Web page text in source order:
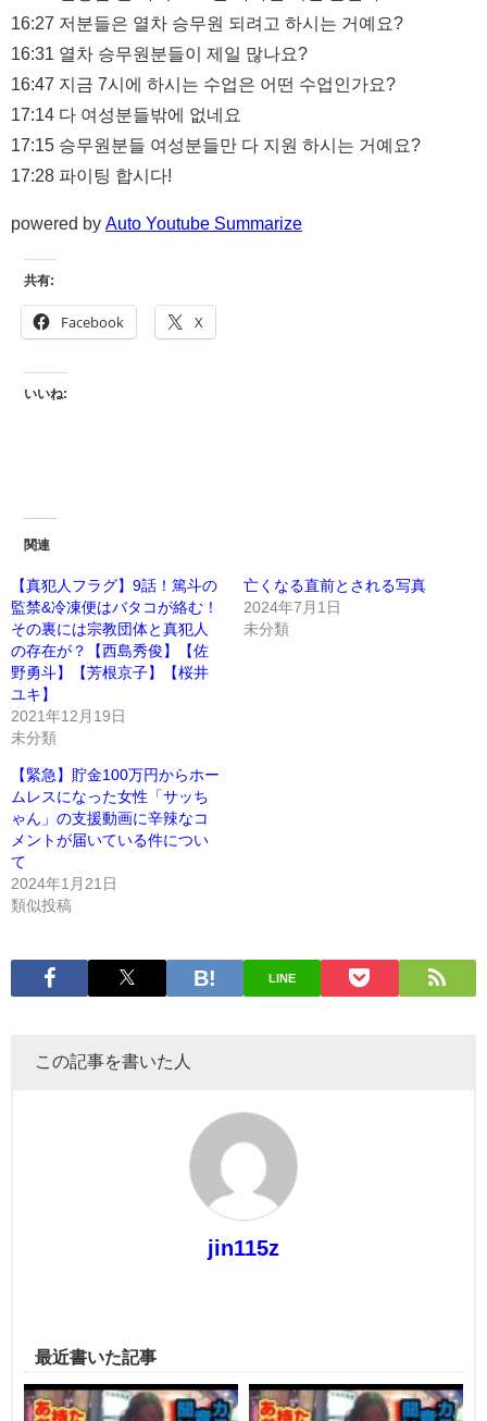
16:27 저분들은 열차 승무원 되려고 하시는 거예요?
16:31 열차 승무원분들이 제일 많나요?
16:47 지금 7시에 하시는 수업은 어떤 수업인가요?
17:14 다 여성분들밖에 없네요
17:15 승무원분들 여성분들만 다 지원 하시는 거예요?
17:28 파이팅 합시다!
powered by Auto Youtube Summarize
共有:
Facebook X
いいね:
関連
【真犯人フラグ】9話！篤斗の
監禁&冷凍便はバタコが絡む！
その裏には宗教団体と真犯人
の存在が？【西島秀俊】【佐
野勇斗】【芳根京子】【桜井
ユキ】
2021年12月19日
未分類
亡くなる直前とされる写真
2024年7月1日
未分類
【緊急】貯金100万円からホー
ムレスになった女性「サッち
ゃん」の支援動画に辛辣なコ
メントが届いている件につい
て
2024年1月21日
類似投稿
LINE
この記事を書いた人
jin115z
最近書いた記事